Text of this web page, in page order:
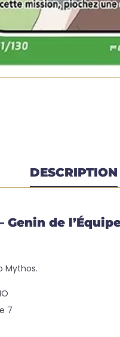
DESCRIPTION
Genin de
Mythos.
7